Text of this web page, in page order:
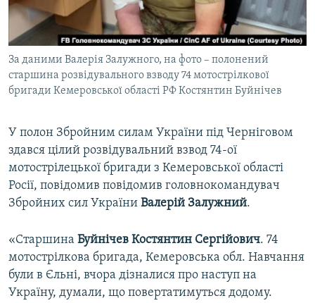
ВІДЕОУРОКИ «ELIFBE»
СВІДЧЕННЯ ОКУПАЦІЇ
УКРАЇНСЬКА ПРОБЛЕМА КРИМУ
ІНФОГРАФІКА
Русский
Qırımtatar
ДОЛУЧАЙСЯ!
Усі сайти RFE/RL
За даними Валерія Залужного, на фото – полонений
старшина розвідувального взводу 74 мотострілкової
бригади Кемеровської області РФ Костянтин Буйнічев
У полон Збройним силам України під Черніговом
здався цілий розвідувальний взвод 74-ої
мотострілецької бригади з Кемеровської області
Росії, повідомив повідомив головнокомандувач
Збройних сил України Валерій Залужний.
«Старшина Буйнічев Костянтин Сергійович. 74
мотострілкова бригада, Кемеровська обл. Навчання
були в Єльні, вчора дізналися про наступ на
Україну, думали, що повертатимуться додому.